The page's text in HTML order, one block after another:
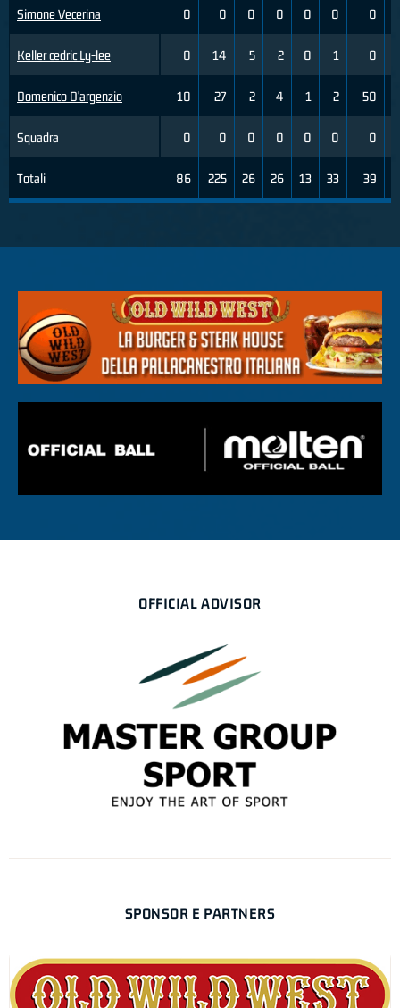
Simone Vecerina
Keller cedric Ly-lee
Domenico D'argenzio
Squadra
Totali
0 0 0 0 0 0 0
0 14 5 2 0 1 0
10 27 2 4 1 2 50
0 0 0 0 0 0 0
86 225 26 26 13 33 39
OFFICIAL ADVISOR
SPONSOR E PARTNERS